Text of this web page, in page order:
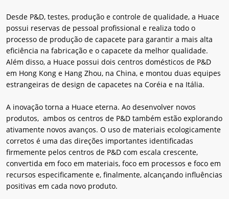
Desde P&D, testes, produção e controle de qualidade, a Huace
possui reservas de pessoal profissional e realiza todo o
processo de produção de capacete para garantir a mais alta
eficiência na fabricação e o capacete da melhor qualidade.
Além disso, a Huace possui dois centros domésticos de P&D
em Hong Kong e Hang Zhou, na China, e montou duas equipes
estrangeiras de design de capacetes na Coréia e na Itália.
A inovação torna a Huace eterna. Ao desenvolver novos
produtos, ambos os centros de P&D também estão explorando
ativamente novos avanços. O uso de materiais ecologicamente
corretos é uma das direções importantes identificadas
firmemente pelos centros de P&D com escala crescente,
convertida em foco em materiais, foco em processos e foco em
recursos especificamente e, finalmente, alcançando influências
positivas em cada novo produto.